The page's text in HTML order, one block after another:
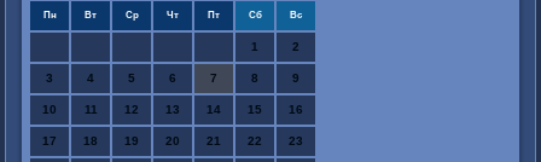
Пн Вт Ср Чт Пт Сб Вс
1 2
3 4 5 6 7 8 9
10 11 12 13 14 15 16
17 18 19 20 21 22 23